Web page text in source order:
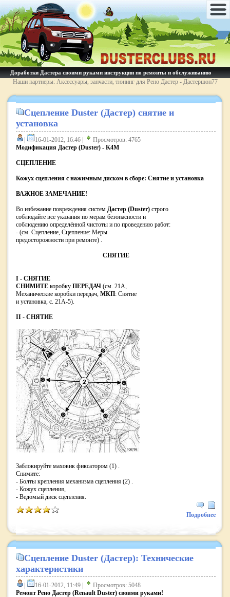
Доработки Дастера своими руками инструкции по ремонты и обслуживанию
Наши партнеры: Аксессуары, запчасти, тюнинг для Рено Дастер - Дастершоп77
Сцепление Duster (Дастер) cнятие и
установка
16-01-2012, 16:46 |
Просмотров: 4765
Модификация Дастер (Duster) - K4M
CЦЕПЛЕНИЕ
Кожух сцепления с нажимным диском в сборе: Снятие и установка
ВАЖНОЕ ЗАМЕЧАНИЕ!
Во избежание повреждения систем Дастер (Duster) строго
соблюдайте все указания по мерам безопасности и
соблюдению определённой чистоты и по проведению работ:
- (см. Сцепление, Сцепление: Меры
предосторожности при ремонте) .
СНЯТИЕ
I - СНЯТИЕ
СНИМИТЕ коробку ПЕРЕДАЧ (см. 21A,
Механические коробки передач, МКП: Снятие
и установка, с. 21A-5).
II - СНЯТИЕ
Заблокируйте маховик фиксатором (1) .
Снимите:
- Болты крепления механизма сцепления (2) .
- Кожух сцепления,
- Ведомый диск сцепления.
Подробнее
Сцепление Duster (Дастер): Технические
характеристики
16-01-2012, 11:49 |
Просмотров: 5048
Ремонт Рено Дастер (Renault Duster) своими руками!